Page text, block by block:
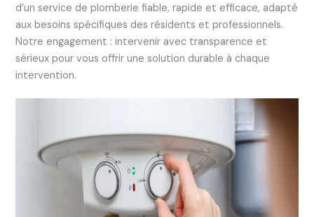
d’un service de plomberie fiable, rapide et efficace, adapté
aux besoins spécifiques des résidents et professionnels.
Notre engagement : intervenir avec transparence et
sérieux pour vous offrir une solution durable à chaque
intervention.